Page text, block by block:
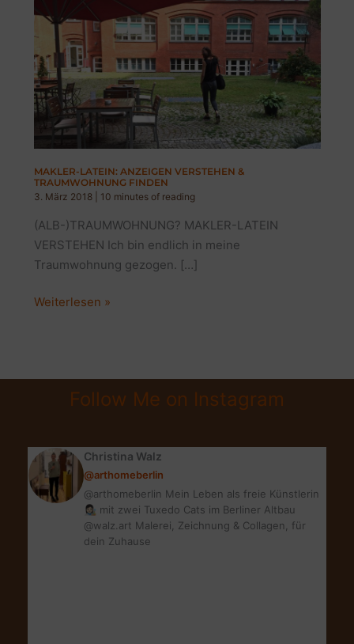
MAKLER-LATEIN: ANZEIGEN VERSTEHEN &
TRAUMWOHNUNG FINDEN
3. März 2018
10 minutes of reading
(ALB-)TRAUMWOHNUNG? MAKLER-LATEIN
VERSTEHEN Ich bin endlich in meine
Traumwohnung gezogen. […]
MAKLER-
&
TRAUMWOHNUNG
Weiterlesen »
Follow Me on Instagram
Christina Walz
@arthomeberlin
@arthomeberlin Mein Leben als freie Künstlerin
👩🏻‍🎨 mit zwei Tuxedo Cats im Berliner Altbau
@walz.art Malerei, Zeichnung & Collagen, für
dein Zuhause